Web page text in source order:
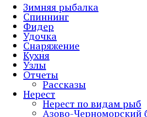
Зимняя рыбалка
Спиннинг
Фидер
Удочка
Снаряжение
Кухня
Узлы
Отчеты
Рассказы
Нерест
Нерест по видам рыб
Азово-Черноморский